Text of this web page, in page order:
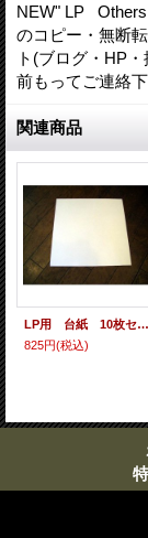
NEW" LP
のコピー・無断
ト(ブログ・HP
前もってご連絡
関連商品
LP用 台紙 10枚セット
825円(税込)